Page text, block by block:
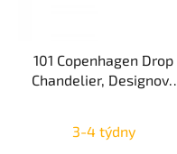
101 Copenhagen Drop
Chandelier, Designový
hodnocení
3-4 týdny